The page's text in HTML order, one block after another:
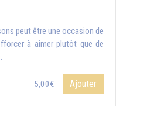
peut être une occasion de
à aimer plutôt que de
5,00€ Ajouter